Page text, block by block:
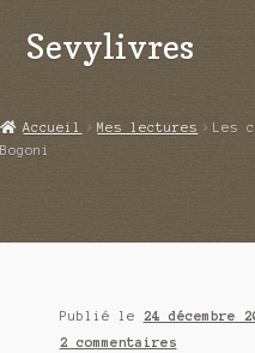
Aller
Aller
au
Sevylivres
A l’abri de la différence trilogie
Au nom de la justice
Accueil Mes lectures
Les
Bogoni
Publié le 24 décembre
2 commentaires